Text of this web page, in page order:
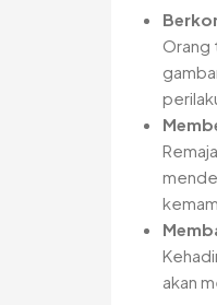
Orang
akan